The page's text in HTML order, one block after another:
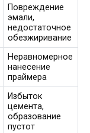
Повреждение
эмали,
недостаточное
обезжиривание
Неравномерное
нанесение
праймера
Избыток
цемента,
образование
пустот